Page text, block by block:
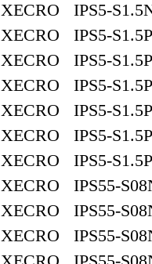
XECRO IPS5-
XECRO IPS5-
XECRO IPS5-
XECRO IPS5-
XECRO IPS5-
XECRO IPS5-
XECRO IPS5-
XECRO IPS55-
XECRO IPS55-
XECRO IPS55-